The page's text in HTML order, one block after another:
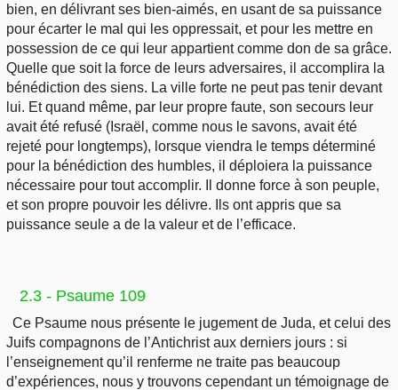
bien, en délivrant ses bien-aimés, en usant de sa puissance
pour écarter le mal qui les oppressait, et pour les mettre en
possession de ce qui leur appartient comme don de sa grâce.
Quelle que soit la force de leurs adversaires, il accomplira la
bénédiction des siens. La ville forte ne peut pas tenir devant
lui. Et quand même, par leur propre faute, son secours leur
avait été refusé (Israël, comme nous le savons, avait été
rejeté pour longtemps), lorsque viendra le temps déterminé
pour la bénédiction des humbles, il déploiera la puissance
nécessaire pour tout accomplir. Il donne force à son peuple,
et son propre pouvoir les délivre. Ils ont appris que sa
puissance seule a de la valeur et de l’efficace.
2.3 - Psaume 109
Ce Psaume nous présente le jugement de Juda, et celui des
Juifs compagnons de l’Antichrist aux derniers jours : si
l’enseignement qu’il renferme ne traite pas beaucoup
d’expériences, nous y trouvons cependant un témoignage de